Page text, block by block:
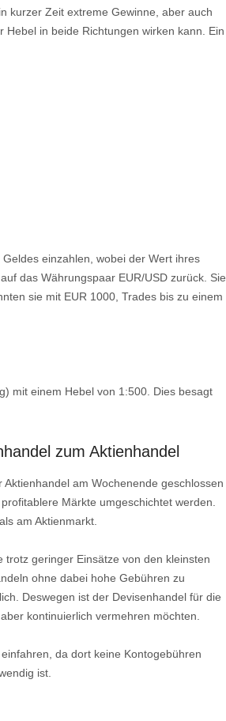
kurzer Zeit extreme Gewinne, aber auch
in beide Richtungen wirken kann. Ein
einzahlen, wobei der Wert ihres
das Währungspaar EUR/USD zurück. Sie
sie mit EUR 1000, Trades bis zu einem
mit einem Hebel von 1:500. Dies besagt
zum Aktienhandel
am Wochenende geschlossen
Märkte umgeschichtet werden.
am Aktienmarkt.
geringer Einsätze von den kleinsten
ohne dabei hohe Gebühren zu
Deswegen ist der Devisenhandel für die
kontinuierlich vermehren möchten.
da dort keine Kontogebühren
ist.